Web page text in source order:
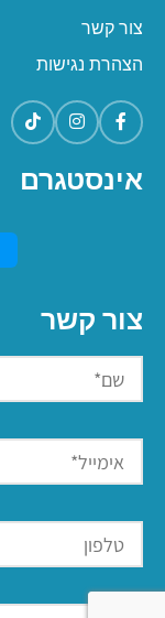
צור קשר
הצהרת נגישות
אינסטגרם
צור קשר